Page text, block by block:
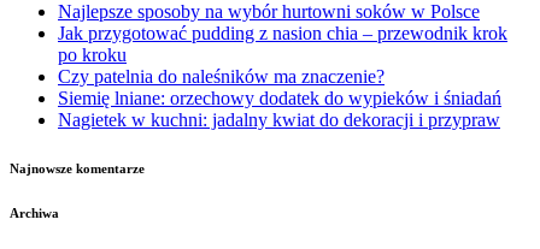
Najlepsze sposoby na wybór hurtowni soków w Polsce
Jak przygotować pudding z nasion chia – przewodnik krok
po kroku
Czy patelnia do naleśników ma znaczenie?
Siemię lniane: orzechowy dodatek do wypieków i śniadań
Nagietek w kuchni: jadalny kwiat do dekoracji i przypraw
Najnowsze komentarze
Archiwa